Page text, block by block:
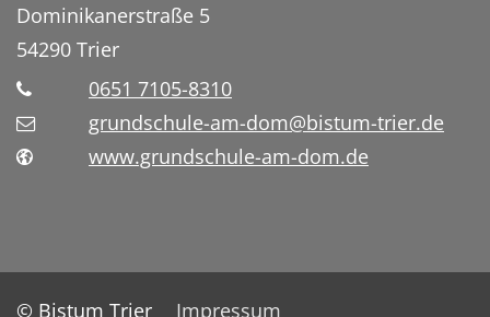
Dominikanerstraße 5
54290 Trier
0651 7105-8310
grundschule-am-dom@bistum-trier.de
www.grundschule-am-dom.de
© Bistum Trier Impressum